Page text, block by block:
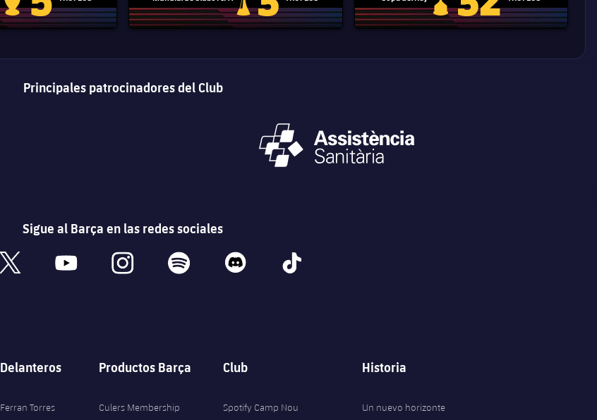
Trofeo de la Liga de Campeones Trofeo del Mundial de Clubes Copa del Rey
Principales patrocinadores del Club
Sigue al Barça en las redes sociales
x youtube instagram spotify discord tiktok
Delanteros
Ferran Torres
Productos Barça
Culers Membership
Club
Spotify Camp Nou
Historia
Un nuevo horizonte